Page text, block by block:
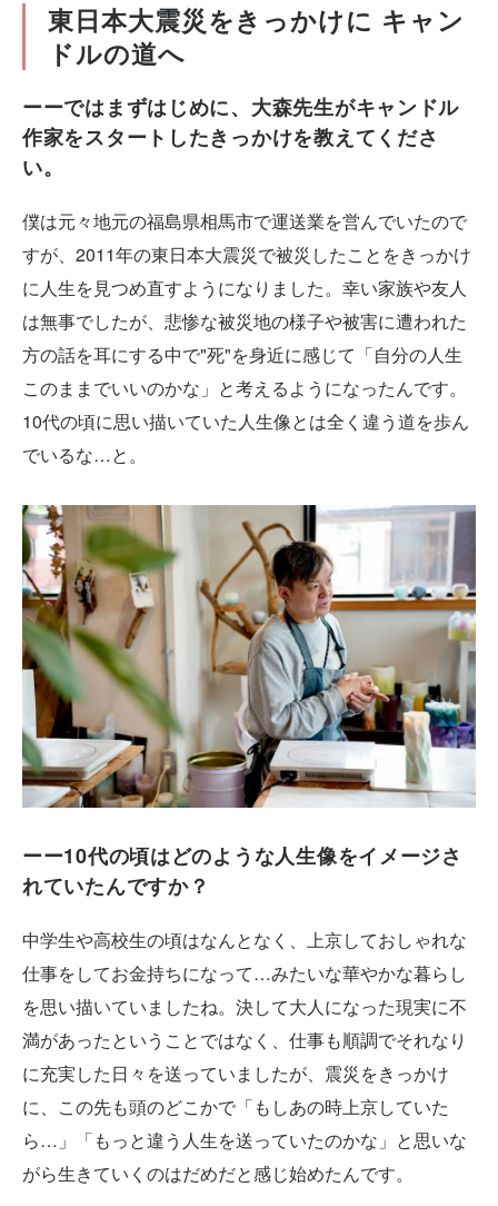
東日本大震災をきっかけに キャン
ドルの道へ
ーーではまずはじめに、大森先生がキャンドル
作家をスタートしたきっかけを教えてくださ
い。
僕は元々地元の福島県相馬市で運送業を営んでいたので
すが、2011年の東日本大震災で被災したことをきっかけ
に人生を見つめ直すようになりました。幸い家族や友人
は無事でしたが、悲惨な被災地の様子や被害に遭われた
方の話を耳にする中で"死"を身近に感じて「自分の人生
このままでいいのかな」と考えるようになったんです。
10代の頃に思い描いていた人生像とは全く違う道を歩ん
でいるな…と。
ーー10代の頃はどのような人生像をイメージさ
れていたんですか？
中学生や高校生の頃はなんとなく、上京しておしゃれな
仕事をしてお金持ちになって…みたいな華やかな暮らし
を思い描いていましたね。決して大人になった現実に不
満があったということではなく、仕事も順調でそれなり
に充実した日々を送っていましたが、震災をきっかけ
に、この先も頭のどこかで「もしあの時上京していた
ら…」「もっと違う人生を送っていたのかな」と思いな
がら生きていくのはだめだと感じ始めたんです。